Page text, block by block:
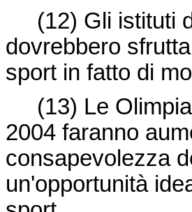
(12) Gli istituti
dovrebbero
sport in fatto di
(13) Le
2004 faranno
consapevolezza
un'opportunità